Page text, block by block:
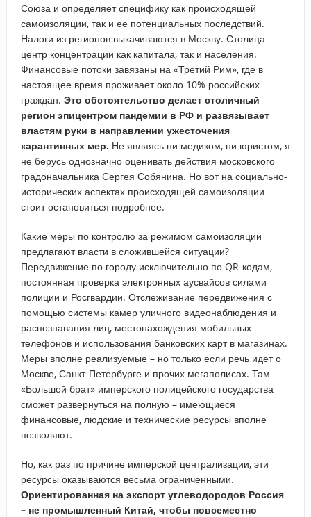
Союза и определяет специфику как происходящей
самоизоляции, так и ее потенциальных последствий.
Налоги из регионов выкачиваются в Москву. Столица –
центр концентрации как капитала, так и населения.
Финансовые потоки завязаны на «Третий Рим», где в
настоящее время проживает около 10% российских
граждан. Это обстоятельство делает столичный
регион эпицентром пандемии в РФ и развязывает
властям руки в направлении ужесточения
карантинных мер. Не являясь ни медиком, ни юристом, я
не берусь однозначно оценивать действия московского
градоначальника Сергея Собянина. Но вот на социально-
исторических аспектах происходящей самоизоляции
стоит остановиться подробнее.
Какие меры по контролю за режимом самоизоляции
предлагают власти в сложившейся ситуации?
Передвижение по городу исключительно по QR-кодам,
постоянная проверка электронных аусвайсов силами
полиции и Росгвардии. Отслеживание передвижения с
помощью системы камер уличного видеонаблюдения и
распознавания лиц, местонахождения мобильных
телефонов и использования банковских карт в магазинах.
Меры вполне реализуемые – но только если речь идет о
Москве, Санкт-Петербурге и прочих мегаполисах. Там
«Большой брат» имперского полицейского государства
сможет развернуться на полную – имеющиеся
финансовые, людские и технические ресурсы вполне
позволяют.
Но, как раз по причине имперской централизации, эти
ресурсы оказываются весьма ограниченными.
Ориентированная на экспорт углеводородов Россия
– не промышленный Китай, чтобы повсеместно